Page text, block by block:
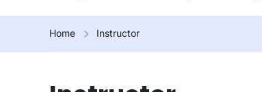
Home Instructor